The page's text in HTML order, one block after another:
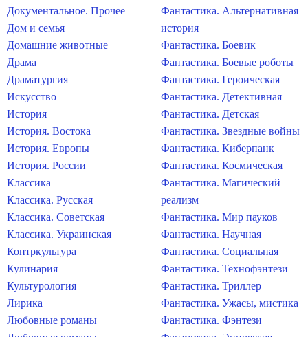
Документальное. Прочее
Дом и семья
Домашние животные
Драма
Драматургия
Искусство
История
История. Востока
История. Европы
История. России
Классика
Классика. Русская
Классика. Советская
Классика. Украинская
Контркультура
Кулинария
Культурология
Лирика
Любовные романы
Фантастика. Альтернативная
история
Фантастика. Боевик
Фантастика. Боевые роботы
Фантастика. Героическая
Фантастика. Детективная
Фантастика. Детская
Фантастика. Звездные войны
Фантастика. Киберпанк
Фантастика. Космическая
Фантастика. Магический
реализм
Фантастика. Мир пауков
Фантастика. Научная
Фантастика. Социальная
Фантастика. Технофэнтези
Фантастика. Триллер
Фантастика. Ужасы, мистика
Фантастика. Фэнтези